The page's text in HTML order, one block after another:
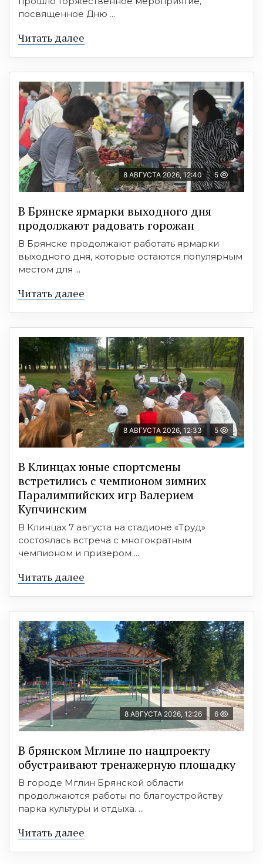
посвященное Дню ...
Читать далее
8 АВГУСТА 2026, 12:40 5
В Брянске ярмарки выходного дня
продолжают радовать горожан
В Брянске продолжают работать ярмарки
выходного дня, которые остаются популярным
местом для ...
Читать далее
8 АВГУСТА 2026, 12:33 5
В Клинцах юные спортсмены
встретились с чемпионом зимних
Паралимпийских игр Валерием
Купчинским
В Клинцах 7 августа на стадионе «Труд»
состоялась встреча с многократным
чемпионом и призером ...
Читать далее
8 АВГУСТА 2026, 12:26 6
В брянском Мглине по нацпроекту
обустраивают тренажерную площадку
В городе Мглин Брянской области
продолжаются работы по благоустройству
парка культуры и отдыха. ...
Читать далее